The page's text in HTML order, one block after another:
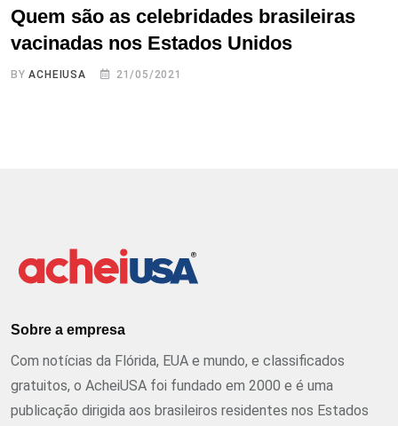
Quem são as celebridades brasileiras
vacinadas nos Estados Unidos
BYACHEIUSA 21/05/2021
Sobre a empresa
Com notícias da Flórida, EUA e mundo, e classificados
gratuitos, o AcheiUSA foi fundado em 2000 e é uma
publicação dirigida aos brasileiros residentes nos Estados